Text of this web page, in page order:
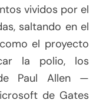
vividos por el
saltando en el
el proyecto
la polio, los
Paul Allen —
de Gates